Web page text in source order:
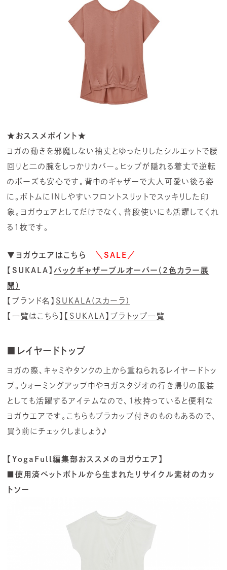
★おススメポイント★
ヨガの動きを邪魔しない袖丈とゆったりしたシルエットで腰
回りと二の腕をしっかりカバー。ヒップが隠れる着丈で逆転
のポーズも安心です。背中のギャザーで大人可愛い後ろ姿
に。ボトムにINしやすいフロントスリットでスッキリした印
象。ヨガウェアとしてだけでなく、普段使いにも活躍してくれ
る1枚です。
▼ヨガウエアはこちら
＼SALE／
【SUKALA】 バックギャザープルオーバー(2色カラー展
開)
【ブランド名】 SUKALA(スカーラ)
【一覧はこちら】 【SUKALA】ブラトップ一覧
■レイヤードトップ
ヨガの際、キャミやタンクの上から重ねられるレイヤードトッ
プ。ウォーミングアップ中やヨガスタジオの行き帰りの服装
としても活躍するアイテムなので、1枚持っていると便利な
ヨガウエアです。こちらもブラカップ付きのものもあるので、
買う前にチェックしましょう♪
【YogaFull編集部おススメのヨガウエア】
■使用済ペットボトルから生まれたリサイクル素材のカッ
トソー